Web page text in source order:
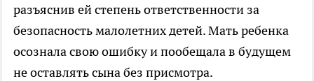
разъяснив ей степень ответственности за
безопасность малолетних детей. Мать ребенка
осознала свою ошибку и пообещала в будущем
не оставлять сына без присмотра.